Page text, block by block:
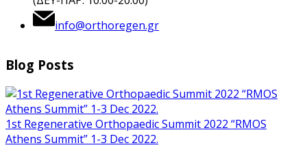
Blog Posts
1st Regenerative Orthopaedic Summit 2022 “RMOS
Athens Summit” 1-3 Dec 2022.
info@orthoregen.gr